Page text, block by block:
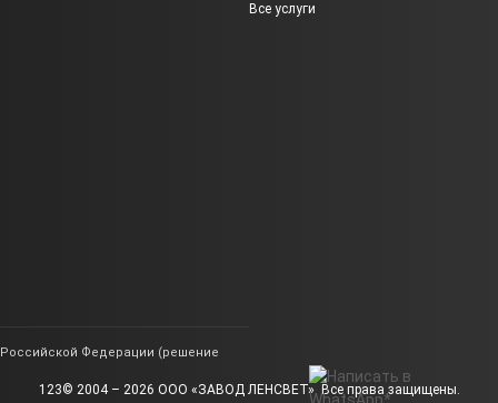
Все услуги
Российской Федерации (решение
123© 2004 – 2026 ООО «ЗАВОД ЛЕНСВЕТ». Все права защищены.